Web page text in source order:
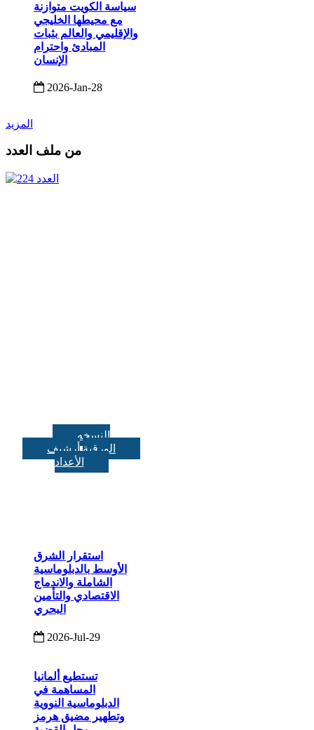
سياسة الكويت متوازنة
مع محيطها الخليجي
والإقليمي والعالم بثبات
المبادئ واحترام
الإنسان
2026-Jan-28
المزيد
من ملف العدد
النسخه
الورقية أرشيف
الأعداد
استقرار الشرق
الأوسط بالدبلوماسية
الشاملة والاندماج
الاقتصادي والتأمين
البحري
2026-Jul-29
تستطيع ألمانيا
المساهمة في
الدبلوماسية النووية
وتطهير مضيق هرمز